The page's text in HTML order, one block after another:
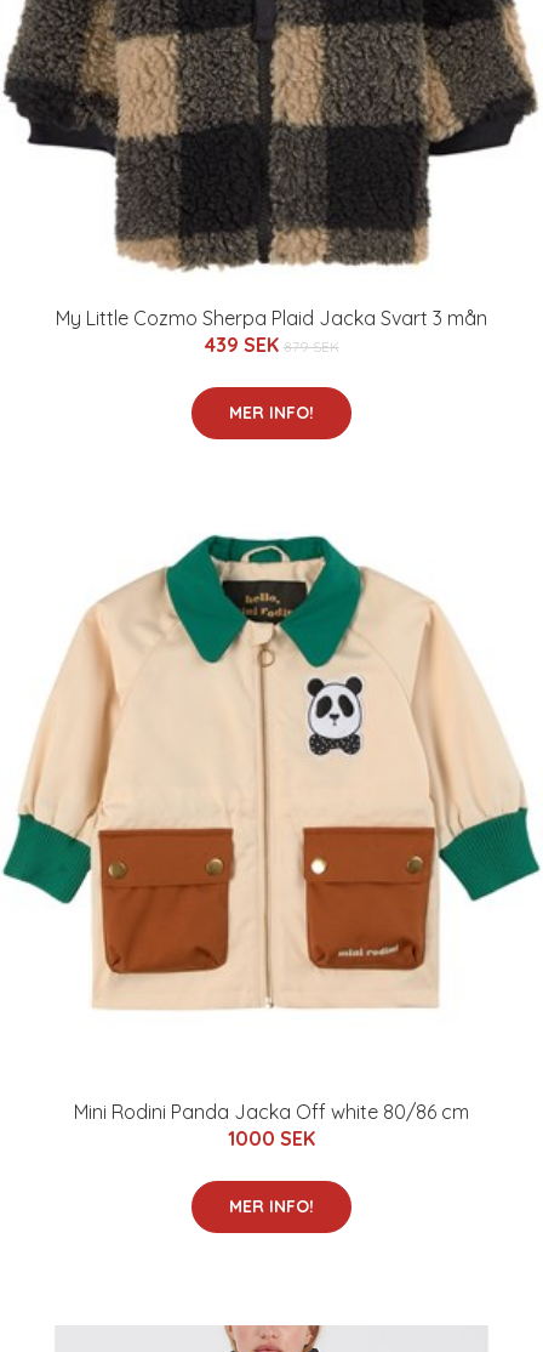
My Little Cozmo Sherpa Plaid Jacka Svart 3 mån
439 SEK 879 SEK
MER INFO!
Mini Rodini Panda Jacka Off white 80/86 cm
1000 SEK
MER INFO!